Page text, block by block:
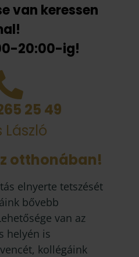
van keressen
20:00-ig!
25 49
László
otthonában!
elnyerte tetszését
bővebb
van az
helyén is
kollégáink